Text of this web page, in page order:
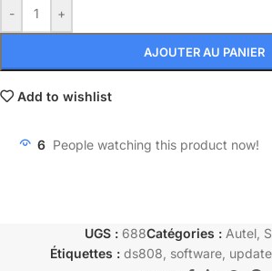
- +
AJOUTER AU PANIER
Add to wishlist
6 People watching this product now!
UGS : 688Catégories : Autel,
Étiquettes : ds808 software update